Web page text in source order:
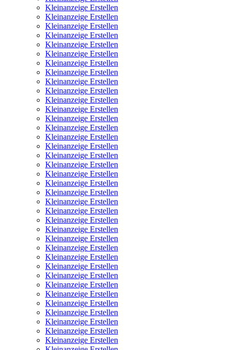
Kleinanzeige Erstellen
Kleinanzeige Erstellen
Kleinanzeige Erstellen
Kleinanzeige Erstellen
Kleinanzeige Erstellen
Kleinanzeige Erstellen
Kleinanzeige Erstellen
Kleinanzeige Erstellen
Kleinanzeige Erstellen
Kleinanzeige Erstellen
Kleinanzeige Erstellen
Kleinanzeige Erstellen
Kleinanzeige Erstellen
Kleinanzeige Erstellen
Kleinanzeige Erstellen
Kleinanzeige Erstellen
Kleinanzeige Erstellen
Kleinanzeige Erstellen
Kleinanzeige Erstellen
Kleinanzeige Erstellen
Kleinanzeige Erstellen
Kleinanzeige Erstellen
Kleinanzeige Erstellen
Kleinanzeige Erstellen
Kleinanzeige Erstellen
Kleinanzeige Erstellen
Kleinanzeige Erstellen
Kleinanzeige Erstellen
Kleinanzeige Erstellen
Kleinanzeige Erstellen
Kleinanzeige Erstellen
Kleinanzeige Erstellen
Kleinanzeige Erstellen
Kleinanzeige Erstellen
Kleinanzeige Erstellen
Kleinanzeige Erstellen
Kleinanzeige Erstellen